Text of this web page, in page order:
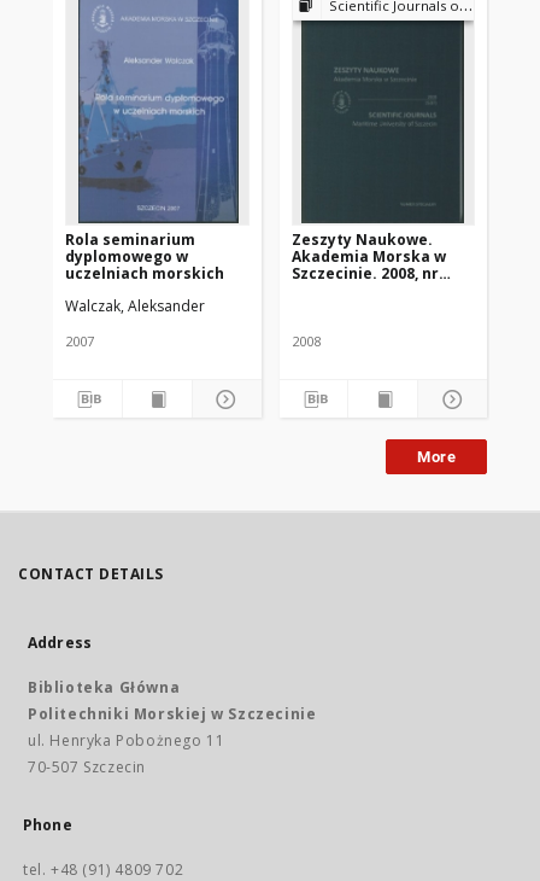
Rola seminarium
dyplomowego w
uczelniach morskich
Walczak, Aleksander
2007
Scientific Journals of the Maritime University of Szczecin
Zeszyty Naukowe.
Akademia Morska w
Szczecinie. 2008, nr
2008
More
CONTACT DETAILS
Address
Biblioteka Główna
Politechniki Morskiej w Szczecinie
ul. Henryka Pobożnego 11
70-507 Szczecin
Phone
tel. +48 (91) 4809 702